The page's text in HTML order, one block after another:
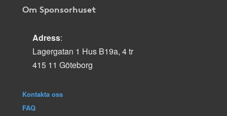
Om Sponsorhuset
Adress:
Lagergatan 1 Hus B19a, 4 tr
415 11 Göteborg
Kontakta oss
FAQ